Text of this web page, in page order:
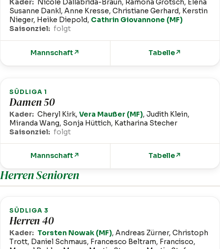
Kader: Nicole Dallabrida-Braun, Ramona Grötsch, Elena
Susanne Dankl, Anne Kresse, Christiane Gerhard, Kerstin
Nieger, Heike Diepold, Cathrin Giovannone (MF)
Saisonziel: folgt
Mannschaft ↗ Tabelle↗
SÜDLIGA 1
Damen 50
Kader: Cheryl Kirk,Vera Maußer (MF), Judith Klein,
Miranda Wang, Sonja Hüttich, Katharina Stecher
Saisonziel: folgt
Mannschaft ↗ Tabelle↗
Herren Senioren
SÜDLIGA 3
Herren 40
Kader: Torsten Nowak (MF), Andreas Zürner, Christoph
Trott, Daniel Schmaus, Francesco Beltram, Francisco,